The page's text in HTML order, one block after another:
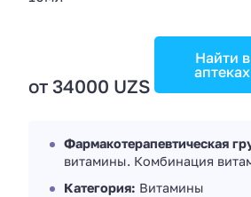
от 34000 UZS
Найти в
аптеках
Фармакотерапевтическая
витамины. Комбинация
Категория: Витамины